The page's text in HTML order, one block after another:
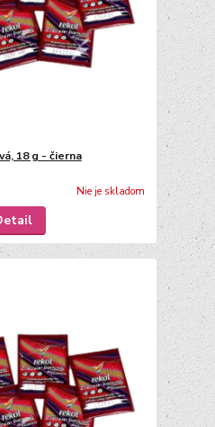
18 g - čierna
Nie je skladom